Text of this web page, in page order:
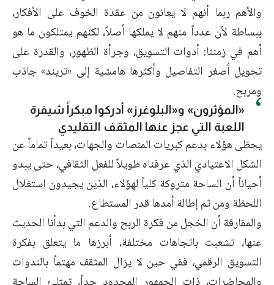
والأهم ربما أنهم لا يعانون من عقدة الخوف على الأفكار،
ببساطة لأن عدداً منهم لا يملكها أصلاً، لكنهم يمتلكون ما هو
أهم في زمننا: أدوات التسويق، وجرأة الظهور، والقدرة على
تحويل أصغر التفاصيل وأكثرها هامشية إلى «تريند» جاذب
ومربح.
«المؤثرون» و«البلوغرز» أدركوا مبكراً شيفرة
اللعبة التي عجز عنها المثقف التقليدي
يحظى هؤلاء بدعم كبريات المنصات والجهات، بعيداً تماماً عن
الشكل الاعتيادي الذي عرفناه طويلاً للفعل الثقافي، حتى يبدو
أحياناً أن الساحة متروكة كلياً لهؤلاء، الذين يجيدون استغلال
اللحظة ومن ثم إطالة أمدها قدر المستطاع.
والمفارقة أن الخجل من فكرة الربح والدعم التي بدأنا الحديث
عنها، تشعبت باتجاهات مختلفة، أبرزها ما يتعلق بفكرة
التسويق الرقمي، ففي حين لا يزال المثقف مهتماً بالندوات